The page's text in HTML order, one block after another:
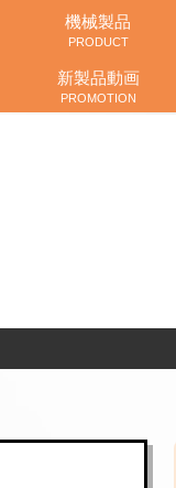
機械製品
PRODUCT
新製品動画
PROMOTION